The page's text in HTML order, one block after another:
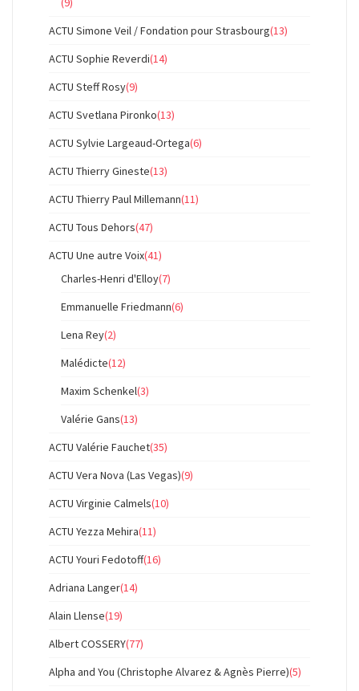
ACTU Simone Veil / Fondation pour Strasbourg(13)
ACTU Sophie Reverdi(14)
ACTU Steff Rosy(9)
ACTU Svetlana Pironko(13)
ACTU Sylvie Largeaud-Ortega(6)
ACTU Thierry Gineste(13)
ACTU Thierry Paul Millemann(11)
ACTU Tous Dehors(47)
ACTU Une autre Voix(41)
Charles-Henri d'Elloy(7)
Emmanuelle Friedmann(6)
Lena Rey(2)
Malédicte(12)
Maxim Schenkel(3)
Valérie Gans(13)
ACTU Valérie Fauchet(35)
ACTU Vera Nova (Las Vegas)(9)
ACTU Virginie Calmels(10)
ACTU Yezza Mehira(11)
ACTU Youri Fedotoff(16)
Adriana Langer(14)
Alain Llense(19)
Albert COSSERY(77)
Alpha and You (Christophe Alvarez & Agnès Pierre)(5)